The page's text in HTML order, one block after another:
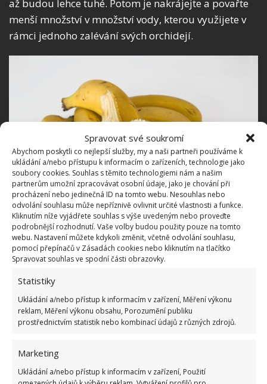
Spravovat své soukromí
Abychom poskytli co nejlepší služby, my a naši partneři používáme k
ukládání a/nebo přístupu k informacím o zařízeních, technologie jako
soubory cookies. Souhlas s těmito technologiemi nám a našim
partnerům umožní zpracovávat osobní údaje, jako je chování při
procházení nebo jedinečná ID na tomto webu. Nesouhlas nebo
odvolání souhlasu může nepříznivě ovlivnit určité vlastnosti a funkce.
Kliknutím níže vyjádřete souhlas s výše uvedeným nebo proveďte
podrobnější rozhodnutí. Vaše volby budou použity pouze na tomto
webu. Nastavení můžete kdykoli změnit, včetně odvolání souhlasu,
pomocí přepínačů v Zásadách cookies nebo kliknutím na tlačítko
Spravovat souhlas ve spodní části obrazovky.
Statistiky
Ukládání a/nebo přístup k informacím v zařízení, Měření výkonu
reklam, Měření výkonu obsahu, Porozumění publiku
prostřednictvím statistik nebo kombinací údajů z různých zdrojů.
Marketing
Ukládání a/nebo přístup k informacím v zařízení, Použití
až budou lehce tuhé. Potom je nakrájejte a povařte
menší množství v množství vody, kterou využijete v
rámci jednoho zalévání svých orchidejí.
Fotografie: Pixabay
Slupky ve vodě chvíli povařte. Nechte vychladit a
orchidejí. Díky povaření došlo k uvolnění důležitých
živin přímo do vody.
Banánový prášek
Druhou variantou hnojiva, které si klidně uschováte i
na pozdější použití, je banánový prášek. Slupky